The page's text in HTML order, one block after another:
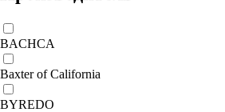
BACHCA
Baxter of California
BYREDO